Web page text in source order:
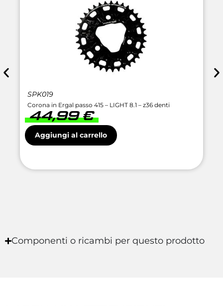
SPK019
Corona in Ergal passo 415 – LIGHT 8.1 – z36 denti
44,99€
Aggiungi al carrello
Componenti o ricambi per questo prodotto